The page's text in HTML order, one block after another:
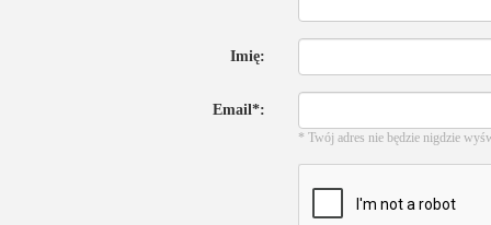
Imię:
Email*:
* Twój adres nie będzie nigdzie